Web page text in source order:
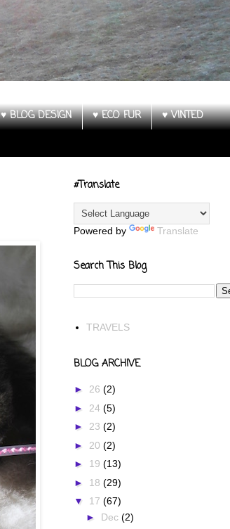
♥ BLOG DESIGN ♥ ECO FUR
♥ VINTED
#Translate
Powered by Translate
Search This Blog
TRAVELS
BLOG ARCHIVE
► 26 (2)
► 24 (5)
► 23 (2)
► 20 (2)
► 19 (13)
► 18 (29)
▼ 17 (67)
► Dec (2)